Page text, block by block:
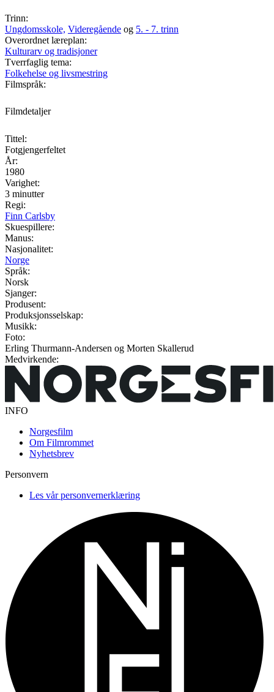
Trinn:
Ungdomsskole, Videregående og 5. - 7. trinn
Overordnet læreplan:
Kulturarv og tradisjoner
Tverrfaglig tema:
Folkehelse og livsmestring
Filmspråk:
Filmdetaljer
Tittel:
Fotgjengerfeltet
År:
1980
Varighet:
3 minutter
Regi:
Finn Carlsby
Skuespillere:
Manus:
Nasjonalitet:
Norge
Språk:
Norsk
Sjanger:
Produsent:
Produksjonsselskap:
Musikk:
Foto:
Erling Thurmann-Andersen og Morten Skallerud
Medvirkende:
INFO
Norgesfilm
Om Filmrommet
Nyhetsbrev
Personvern
Les vår personvernerklæring